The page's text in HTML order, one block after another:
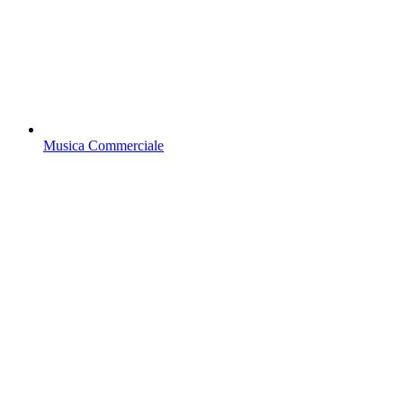
Musica Commerciale